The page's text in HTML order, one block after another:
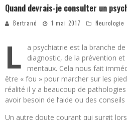
Quand devrais-je consulter un
Bertrand 1 mai 2017 Neurologie
L
a psychiatrie est la branche
diagnostic, de la prévention
mentaux. Cela nous fait
être « fou » pour marcher sur les
réalité il y a beaucoup de
avoir besoin de l’aide ou des
Un autre doute courant qui surgit